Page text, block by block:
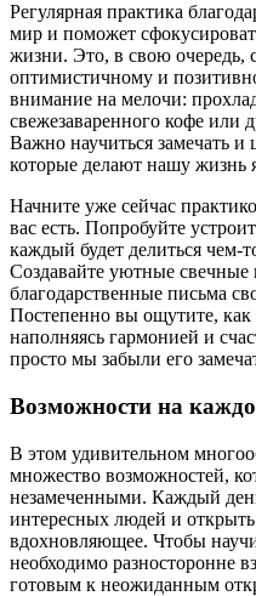
Регулярная практика
мир и поможет
жизни. Это, в свою очередь,
оптимистичному и
внимание на мелочи:
свежезаваренного кофе
Важно научиться замечать и
которые делают нашу жизнь
Начните уже сейчас
вас есть. Попробуйте
каждый будет делиться чем-
Создавайте уютные
благодарственные письма
Постепенно вы ощутите,
наполняясь гармонией и
просто мы забыли его
Возможности на
В этом удивительном
множество возможностей,
незамеченными. Каждый
интересных людей и
вдохновляющее. Чтобы
необходимо разносторонне
готовым к неожиданным